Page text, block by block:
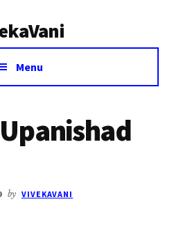
Menu
by VIVEKAVANI